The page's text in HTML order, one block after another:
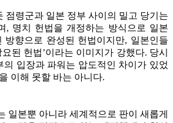
점령군과 일본 정부 사이의 밀고 당기는
, 명치 헌법을 개정하는 방식으로 일본
방향으로 완성된 헌법이지만, 일본인들
된 헌법’이라는 이미지가 강했다. 당시
의 입장과 파워는 압도적인 차이가 있었
이해 못할 바는 아니다.
일본뿐 아니라 세계적으로 판이 새롭게